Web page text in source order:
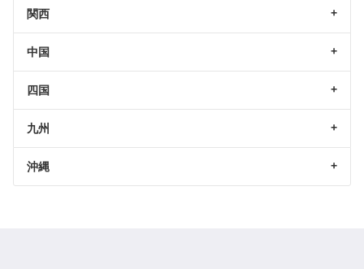
関西
中国
四国
九州
沖縄